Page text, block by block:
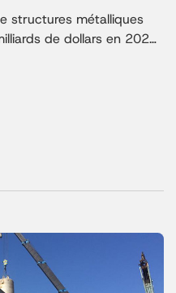
en 2026
structures métalliques
de dollars en 2024
et l'urbanisation.
métalliques réputé
et les erreurs